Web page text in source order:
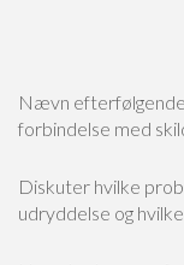
Nævn efterfølgende
forbindelse med
Diskuter hvilke
udryddelse og